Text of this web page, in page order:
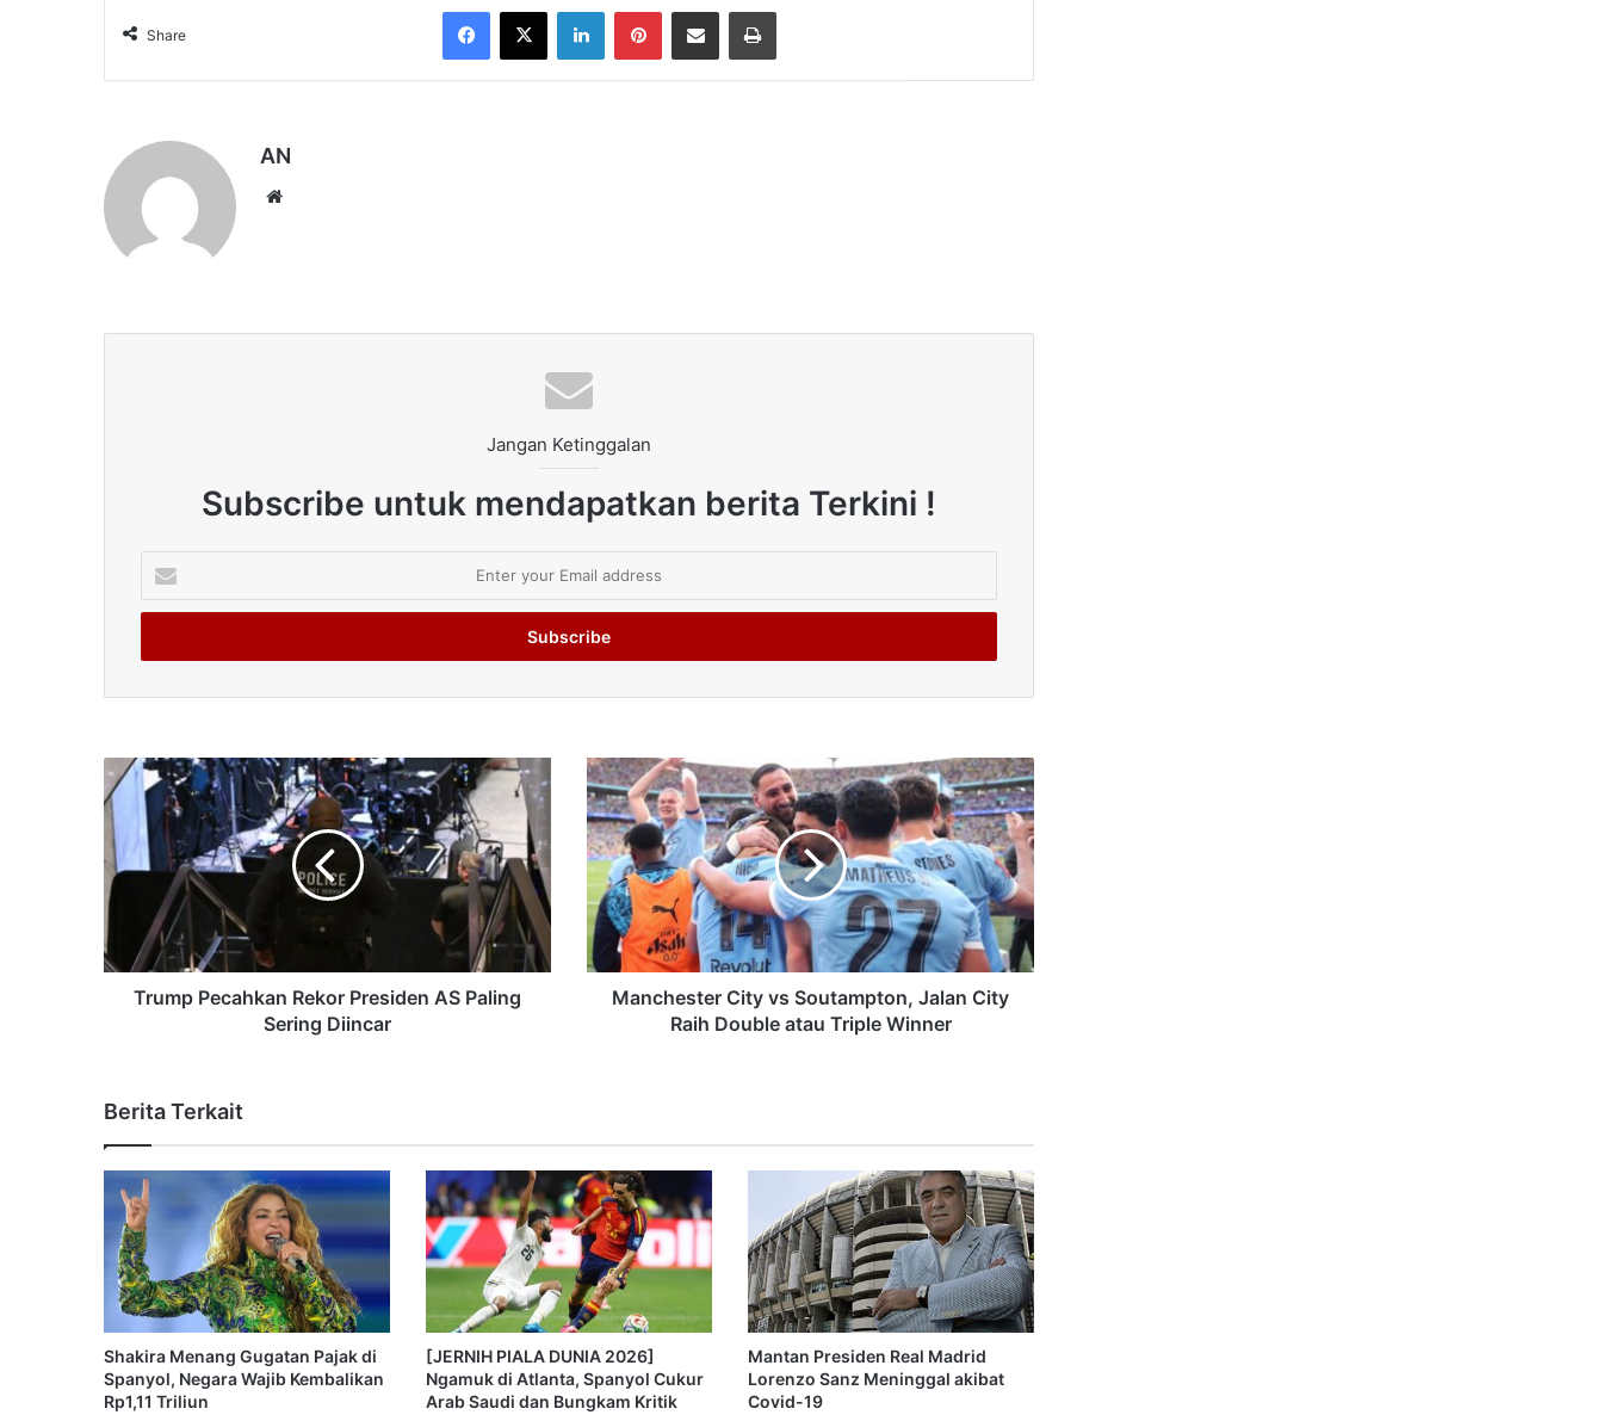
Share
Facebook
X LinkedInPinterestShare via Email Print
AN
Jangan Ketinggalan
Subscribe untuk mendapatkan berita Terkini !
your
Email
Trump Pecahkan Rekor Presiden AS Paling
Sering Diincar
Manchester City vs Soutampton, Jalan City
Raih Double atau Triple Winner
Berita Terkait
Shakira Menang Gugatan Pajak di
Spanyol, Negara Wajib Kembalikan
Rp1,11 Triliun
[JERNIH PIALA DUNIA 2026]
Ngamuk di Atlanta, Spanyol Cukur
Arab Saudi dan Bungkam Kritik
Mantan Presiden Real Madrid
Lorenzo Sanz Meninggal akibat
Covid-19